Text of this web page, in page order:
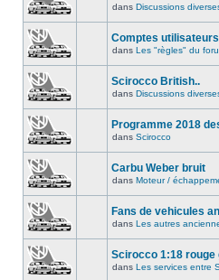
dans Discussions
Comptes
dans Les "règles" du
Scirocco British..
dans Discussions
Programme 2018
dans Scirocco
Carbu Weber bruit
dans Moteur /
Fans de vehicules
dans Les autres
Scirocco 1:18 rouge
dans Les services entre